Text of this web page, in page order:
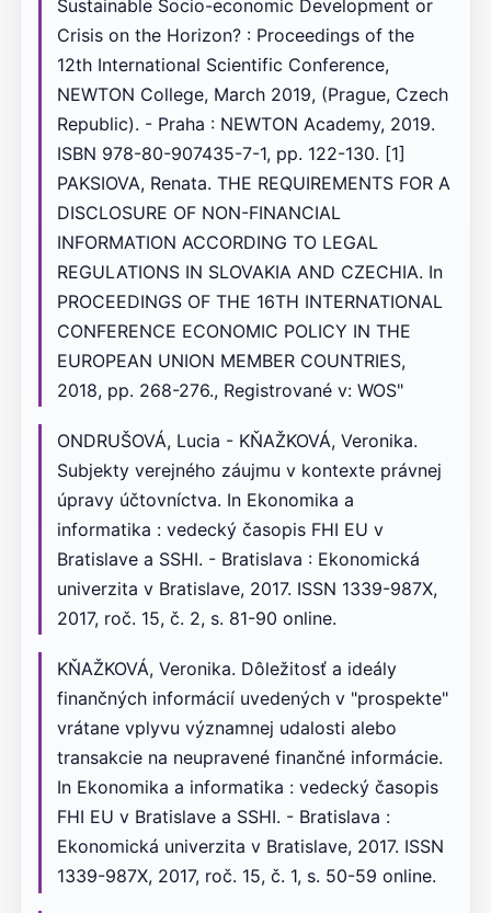
Sustainable Socio-economic Development or
Crisis on the Horizon? : Proceedings of the
12th International Scientific Conference,
NEWTON College, March 2019, (Prague, Czech
Republic). - Praha : NEWTON Academy, 2019.
ISBN 978-80-907435-7-1, pp. 122-130. [1]
PAKSIOVA, Renata. THE REQUIREMENTS FOR A
DISCLOSURE OF NON-FINANCIAL
INFORMATION ACCORDING TO LEGAL
REGULATIONS IN SLOVAKIA AND CZECHIA. In
PROCEEDINGS OF THE 16TH INTERNATIONAL
CONFERENCE ECONOMIC POLICY IN THE
EUROPEAN UNION MEMBER COUNTRIES,
2018, pp. 268-276., Registrované v: WOS"
ONDRUŠOVÁ, Lucia - KŇAŽKOVÁ, Veronika.
Subjekty verejného záujmu v kontexte právnej
úpravy účtovníctva. In Ekonomika a
informatika : vedecký časopis FHI EU v
Bratislave a SSHI. - Bratislava : Ekonomická
univerzita v Bratislave, 2017. ISSN 1339-987X,
2017, roč. 15, č. 2, s. 81-90 online.
KŇAŽKOVÁ, Veronika. Dôležitosť a ideály
finančných informácií uvedených v "prospekte"
vrátane vplyvu významnej udalosti alebo
transakcie na neupravené finančné informácie.
In Ekonomika a informatika : vedecký časopis
FHI EU v Bratislave a SSHI. - Bratislava :
Ekonomická univerzita v Bratislave, 2017. ISSN
1339-987X, 2017, roč. 15, č. 1, s. 50-59 online.